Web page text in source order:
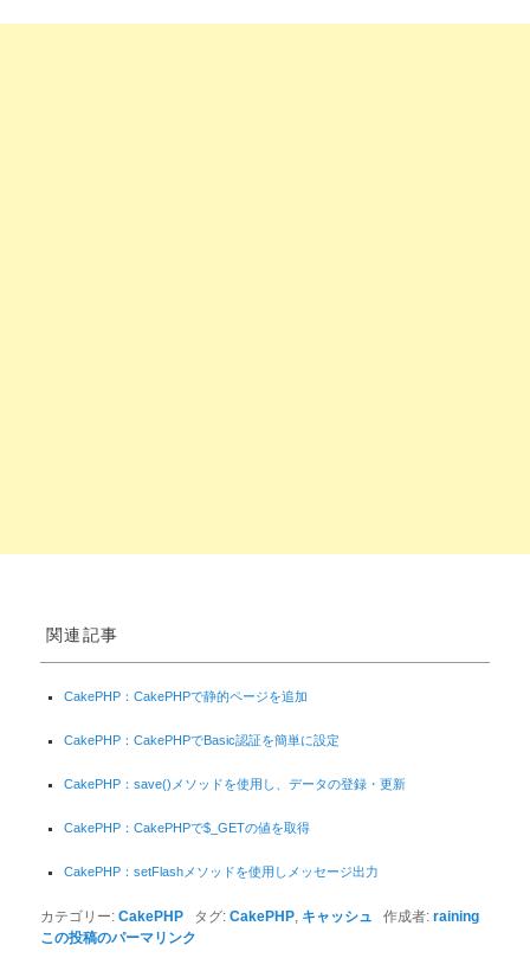
関連記事
CakePHP：CakePHPで静的ページを追加
CakePHP：CakePHPでBasic認証を簡単に設定
CakePHP：save()メソッドを使用し、データの登録・更新
CakePHP：CakePHPで$_GETの値を取得
CakePHP：setFlashメソッドを使用しメッセージ出力
カテゴリー:CakePHP タグ:CakePHP, キャッシュ 作成者:raining
この投稿のパーマリンク